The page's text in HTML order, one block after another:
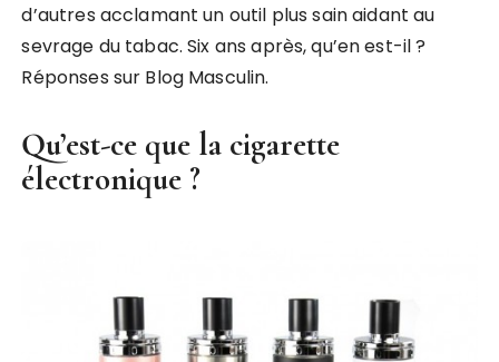
d’autres acclamant un outil plus sain aidant au
sevrage du tabac. Six ans après, qu’en est-il ?
Réponses sur Blog Masculin.
Qu’est-ce que la cigarette
électronique ?